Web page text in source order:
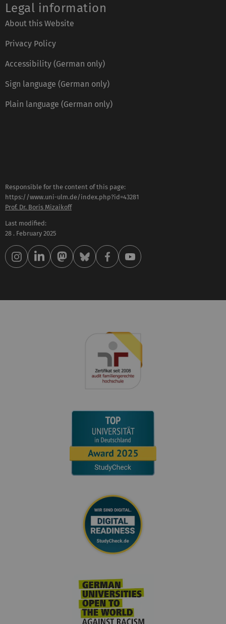
Legal information
About this Website
Privacy Policy
Accessibility (German only)
Sign language (German only)
Plain language (German only)
Responsible for the content of this page:
https://www.uni-ulm.de/index.php?id=43281
Prof. Dr. Boris Mizaikoff
Last modified:
28 . February 2025